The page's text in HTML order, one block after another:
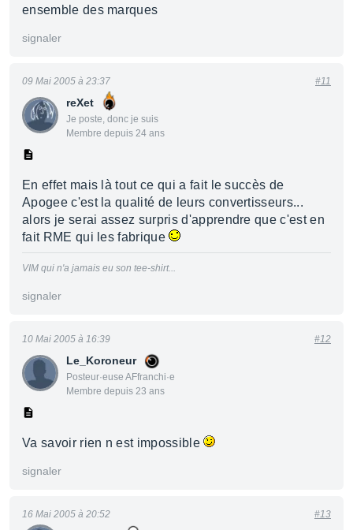
ensemble des marques
signaler
reXet
Je poste, donc je suis
Membre depuis 24 ans
09 Mai 2005 à 23:37 #11
En effet mais là tout ce qui a fait le succès de
Apogee c'est la qualité de leurs convertisseurs...
alors je serai assez surpris d'apprendre que c'est en
fait RME qui les fabrique
VIM qui n'a jamais eu son tee-shirt...
signaler
Le_Koroneur
Posteur·euse AFfranchi·e
Membre depuis 23 ans
10 Mai 2005 à 16:39 #12
Va savoir rien n est impossible
signaler
16 Mai 2005 à 20:52 #13